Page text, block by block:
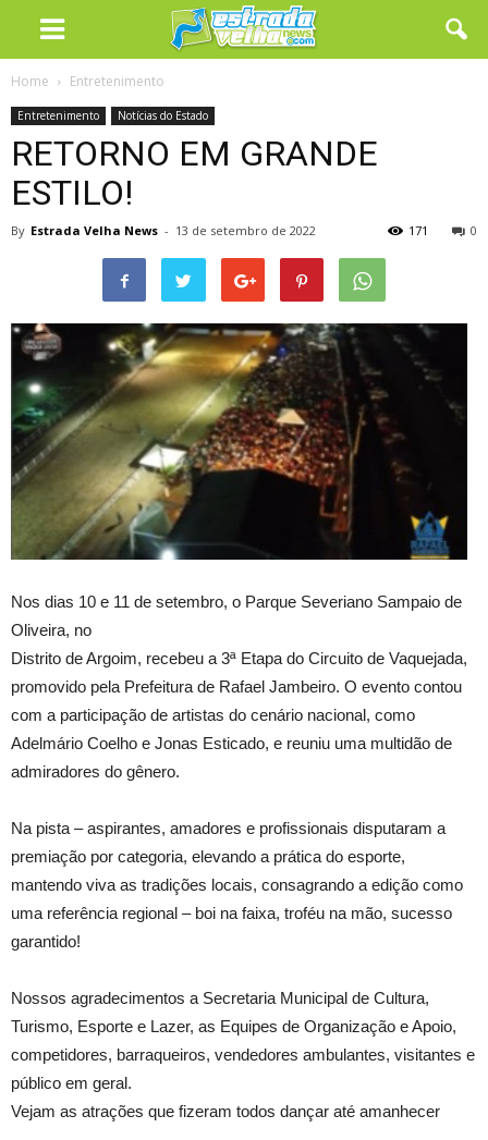
Home Entretenimento
Entretenimento Notícias do Estado
RETORNO EM GRANDE
ESTILO!
By Estrada Velha News - 13 de setembro de 2022 0
171
Nos dias 10 e 11 de setembro, o Parque Severiano Sampaio de
Oliveira, no
Distrito de Argoim, recebeu a 3ª Etapa do Circuito de Vaquejada,
promovido pela Prefeitura de Rafael Jambeiro. O evento contou
com a participação de artistas do cenário nacional, como
Adelmário Coelho e Jonas Esticado, e reuniu uma multidão de
admiradores do gênero.
Na pista – aspirantes, amadores e profissionais disputaram a
premiação por categoria, elevando a prática do esporte,
mantendo viva as tradições locais, consagrando a edição como
uma referência regional – boi na faixa, troféu na mão, sucesso
garantido!
Nossos agradecimentos a Secretaria Municipal de Cultura,
Turismo, Esporte e Lazer, as Equipes de Organização e Apoio,
competidores, barraqueiros, vendedores ambulantes, visitantes e
público em geral.
Vejam as atrações que fizeram todos dançar até amanhecer